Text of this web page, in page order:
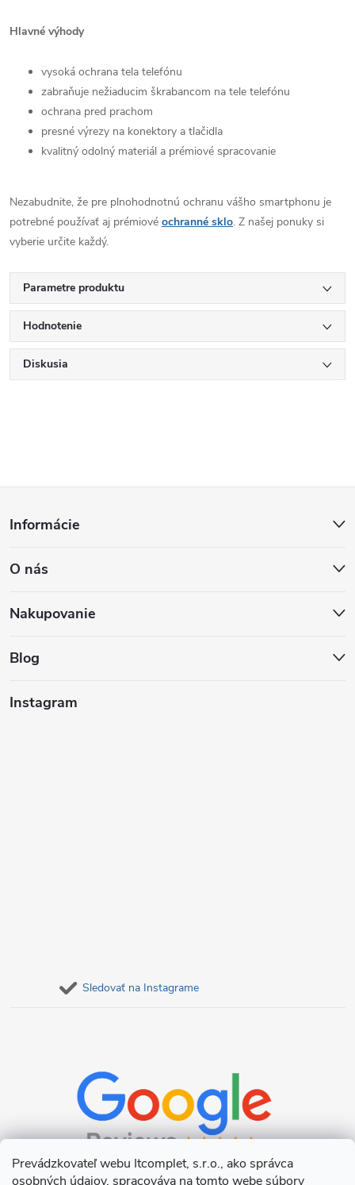
Prevádzkovateľ webu Itcomplet, s.r.o., ako správca
osobných údajov, spracováva na tomto webe súbory
Hlavné výhody
vysoká ochrana tela telefónu
zabraňuje nežiaducim škrabancom na tele telefónu
ochrana pred prachom
presné výrezy na konektory a tlačidla
kvalitný odolný materiál a prémiové spracovanie
Nezabudnite, že pre plnohodnotnú ochranu vášho smartphonu je
potrebné používať aj prémiové ochranné sklo. Z našej ponuky si
vyberie určite každý.
Parametre produktu
Hodnotenie
Diskusia
p
ä
Informácie
O nás
Nakupovanie
Blog
Instagram
Sledovať na Instagrame